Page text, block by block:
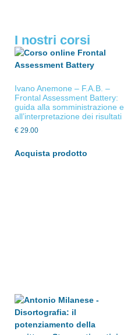
I nostri corsi
Ivano Anemone – F.A.B. –
Frontal Assessment Battery:
guida alla somministrazione e
all’interpretazione dei risultati
€ 29.00
Acquista prodotto